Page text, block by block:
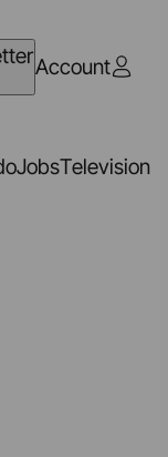
Account
JobsTelevision